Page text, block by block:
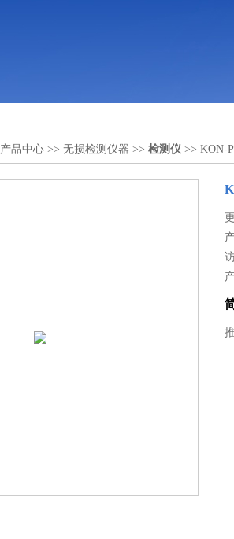
产品中心 >> 无损检测仪器 >> 检测仪 >> KON-